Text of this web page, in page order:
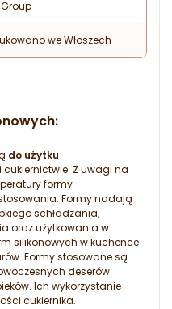
we Włoszech
do użytku
Z uwagi na
formy
Formy nadają
schładzania,
oraz użytkowania w
silikonowych w kuchence
Formy stosowane są
deserów
Ich wykorzystanie
cukiernika.